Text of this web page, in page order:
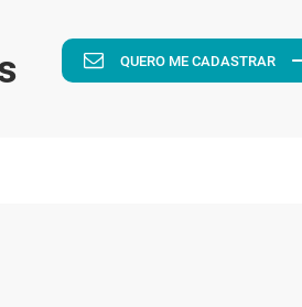
QUERO ME CADASTRAR